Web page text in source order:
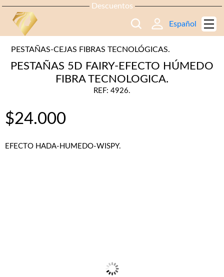
Descuentos
Español
PESTAÑAS-CEJAS FIBRAS TECNOLÓGICAS.
PESTAÑAS 5D FAIRY-EFECTO HÚMEDO
FIBRA TECNOLOGICA.
REF: 4926.
$24.000
EFECTO HADA-HUMEDO-WISPY.